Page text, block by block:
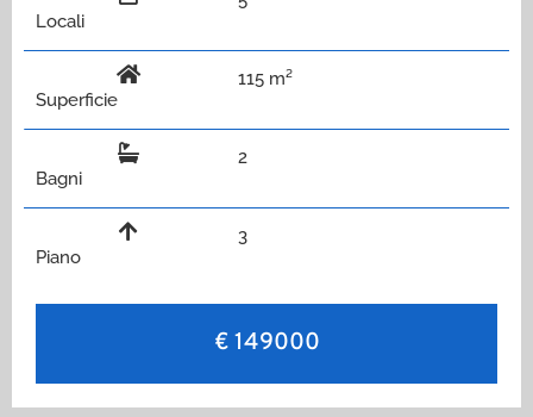
Locali
Superficie
115 m²
Bagni
2
Piano
3
€ 149000